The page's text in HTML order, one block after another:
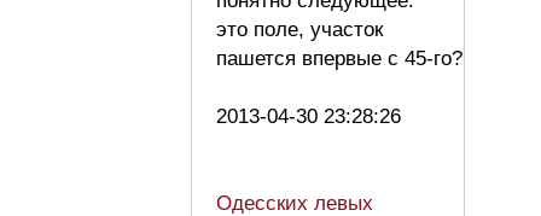
это поле, участок
пашется впервые с 45-го?
2013-04-30 23:28:26
Одесских левых